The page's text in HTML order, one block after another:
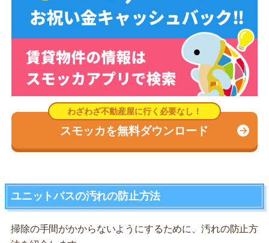
スモッカを無料ダウンロード
ユニットバスの汚れの防止方法
掃除の手間がかからないようにするために、汚れの防止方